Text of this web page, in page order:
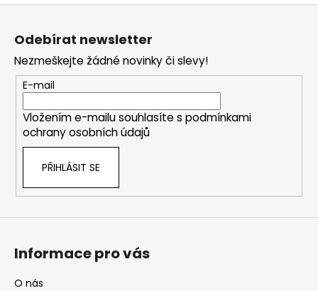
Z
Odebírat newsletter
Nezmeškejte žádné novinky či slevy!
E-mail
Vložením e-mailu souhlasíte s podmínkami
ochrany osobních údajů
PŘIHLÁSIT SE
Informace pro vás
O nás